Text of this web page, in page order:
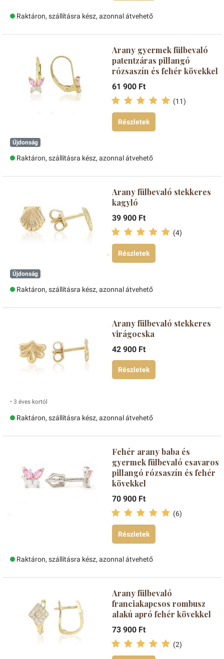
Raktáron, szállításra kész, azonnal átvehető
Arany gyermek fülbevaló
patentzáras pillangó
rózsaszín és fehér kövekkel
61 900 Ft
(11)
Részletek
Újdonság
Raktáron, szállításra kész, azonnal átvehető
Arany fülbevaló stekkeres
kagyló
39 900 Ft
(4)
Részletek
Újdonság
Raktáron, szállításra kész, azonnal átvehető
Arany fülbevaló stekkeres
virágocska
42 900 Ft
Részletek
• 3 éves kortól
Raktáron, szállításra kész, azonnal átvehető
Fehér arany baba és
gyermek fülbevaló csavaros
pillangó rózsaszín és fehér
kövekkel
70 900 Ft
(6)
Részletek
Raktáron, szállításra kész, azonnal átvehető
Arany fülbevaló
franciakapcsos rombusz
alakú apró fehér kövekkel
73 900 Ft
(2)